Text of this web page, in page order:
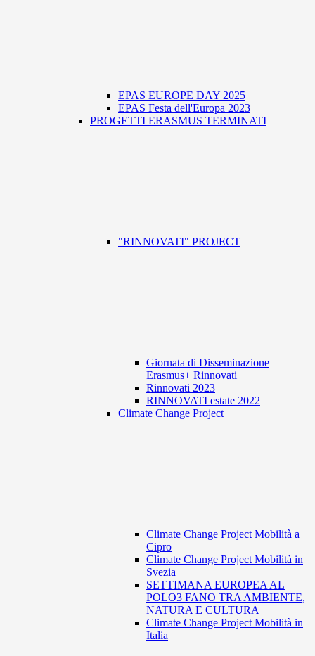
EPAS EUROPE DAY 2025
EPAS Festa dell'Europa 2023
PROGETTI ERASMUS TERMINATI
"RINNOVATI" PROJECT
Giornata di Disseminazione
Erasmus+ Rinnovati
Rinnovati 2023
RINNOVATI estate 2022
Climate Change Project
Climate Change Project Mobilità a
Cipro
Climate Change Project Mobilità in
Svezia
SETTIMANA EUROPEA AL
POLO3 FANO TRA AMBIENTE,
NATURA E CULTURA
Climate Change Project Mobilità in
Italia